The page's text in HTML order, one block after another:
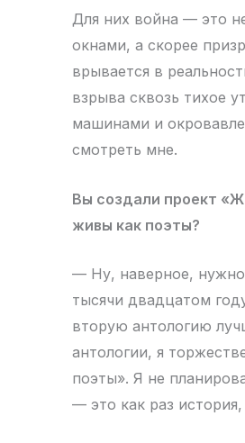
Для них война — это
окнами, а скорее
врывается в
взрыва сквозь тихое
машинами и
смотреть мне.
Вы создали проект
живы как поэты?
— Ну, наверное, нужно
тысячи двадцатом
вторую антологию
антологии, я
поэты». Я не
— это как раз